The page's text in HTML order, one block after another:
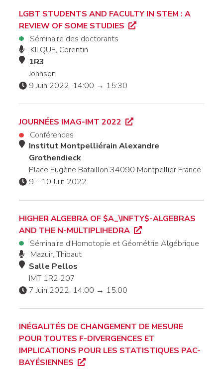
LGBT STUDENTS AND FACULTY IN STEM : A
REVIEW OF SOME STUDIES
Séminaire des doctorants
KILQUE, Corentin
1R3
Johnson
9 Juin 2022, 14:00 → 15:30
JOURNÉES IMAG-IMT 2022
Conférences
Institut Montpelliérain Alexandre
Grothendieck
Place Eugène Bataillon 34090 Montpellier France
9 - 10 Juin 2022
HIGHER ALGEBRA OF $A_\INFTY$-ALGEBRAS
AND THE N-MULTIPLIHEDRA
Séminaire d'Homotopie et Géométrie Algébrique
Mazuir, Thibaut
Salle Pellos
IMT 1R2 207
7 Juin 2022, 14:00 → 15:00
INÉGALITÉS DE CHANGEMENT DE MESURE
POUR TOUTES F-DIVERGENCES ET
IMPLICATIONS POUR LES STATISTIQUES PAC-
BAYÉSIENNES